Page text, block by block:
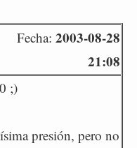
Fecha: 2003-08-28
21:08
;)
presión, pero no